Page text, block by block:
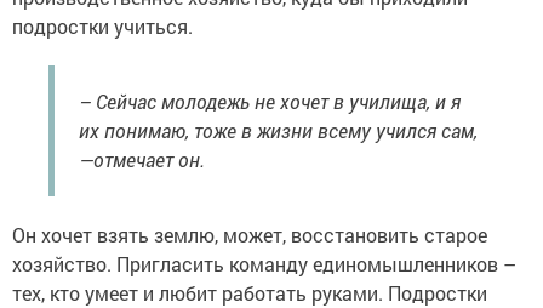
подростки учиться.
– Сейчас молодежь не хочет в училища, и я
их понимаю, тоже в жизни всему учился сам,
—отмечает он.
Он хочет взять землю, может, восстановить старое
хозяйство. Пригласить команду единомышленников –
тех, кто умеет и любит работать руками. Подростки